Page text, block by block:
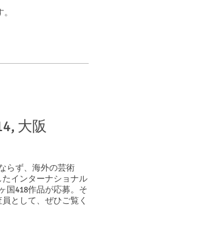
大阪
ならず、海外の芸術
インターナショナル
国418作品が応募。そ
として、ぜひご覧く